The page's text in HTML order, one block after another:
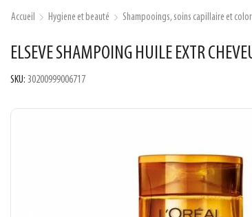
Accueil Hygiene et beauté Shampooings, soins capillaire et
ELSEVE SHAMPOING HUILE EXTR
SKU: 30200999006717